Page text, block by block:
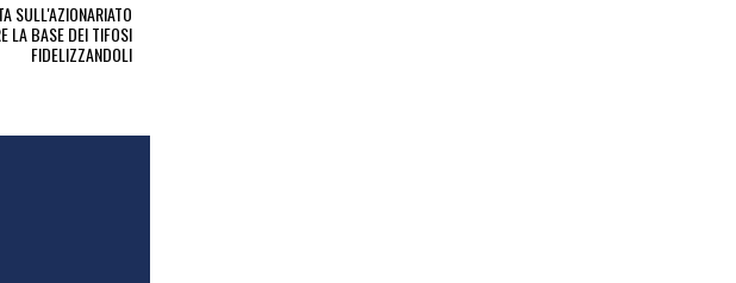
SULL'AZIONARIATO
LA BASE DEI TIFOSI
FIDELIZZANDOLI